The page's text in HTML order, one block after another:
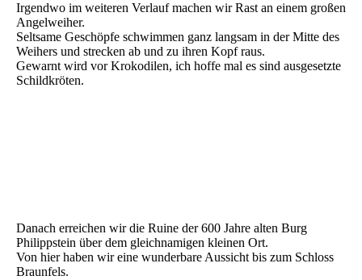
Irgendwo im weiteren Verlauf machen wir Rast an einem großen
Angelweiher.
Seltsame Geschöpfe schwimmen ganz langsam in der Mitte des
Weihers und strecken ab und zu ihren Kopf raus.
Gewarnt wird vor Krokodilen, ich hoffe mal es sind ausgesetzte
Schildkröten.
Danach erreichen wir die Ruine der 600 Jahre alten Burg
Philippstein über dem gleichnamigen kleinen Ort.
Von hier haben wir eine wunderbare Aussicht bis zum Schloss
Braunfels.